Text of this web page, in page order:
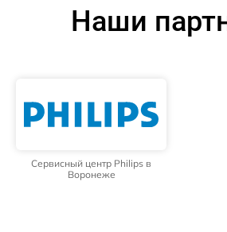
Наши
Сервисный центр Philips в
Воронеже